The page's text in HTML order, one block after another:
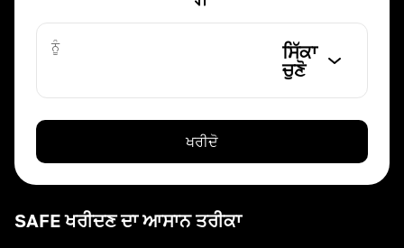
SAFE ਖਰੀਦਣ ਦਾ ਆਸਾਨ ਤਰੀਕਾ
ਨੂੰ
ਸਿੱਕਾ
ਚੁਣੋ
ਖਰੀਦੋ